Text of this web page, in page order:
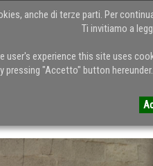
anche di terze parti. Per
Ti invitiamo a
user's experience this site uses
pressing "Accetto" button
Home del Blog